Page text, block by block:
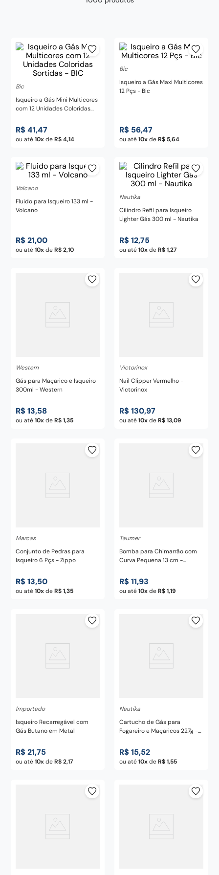
Bic
Isqueiro a Gás Mini Multicores
com 12 Unidades Coloridas
R$ 41,47
ou até10 deR$ 4,14
Bic
Isqueiro a Gás Maxi Multicores
12 Pçs - Bic
R$ 56,47
ou até10 deR$ 5,64
Volcano
Fluido para Isqueiro 133 ml -
Volcano
R$ 21,00
ou até10 deR$ 2,10
Nautika
Cilindro Refil para Isqueiro
Lighter Gás 300 ml - Nautika
R$ 12,75
ou até10 deR$ 1,27
Western
Gás para Maçarico e Isqueiro
300ml - Western
R$ 13,58
ou até10 deR$ 1,35
Victorinox
Nail Clipper Vermelho -
Victorinox
R$ 130,97
ou até10 deR$ 13,09
Marcas
Conjunto de Pedras para
Isqueiro 6 Pçs - Zippo
R$ 13,50
ou até10 deR$ 1,35
Taumer
Bomba para Chimarrão com
Curva Pequena 13 cm -
R$ 11,93
ou até10 deR$ 1,19
Importado
Isqueiro Recarregável com
Gás Butano em Metal
R$ 21,75
ou até10 deR$ 2,17
Nautika
Cartucho de Gás para
Fogareiro e Maçaricos 227g -
R$ 15,52
ou até10 deR$ 1,55